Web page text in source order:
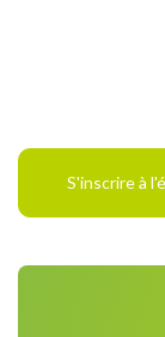
S'inscrire à